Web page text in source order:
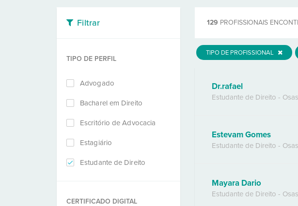
Filtrar
TIPO DE PERFIL
Advogado
Bacharel em Direito
Escritório de Advocacia
Estagiário
Estudante de Direito
CERTIFICADO DIGITAL
129 PROFISSIONAIS
TIPO DE PROFISSIONAL
Dr.rafael
Estudante de Direito -
Estevam Gomes
Estudante de Direito -
Mayara Dario
Estudante de Direito -